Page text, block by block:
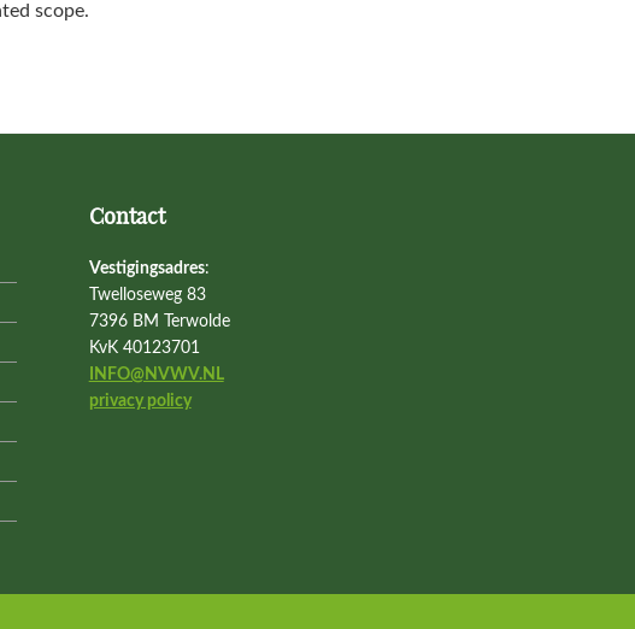
scope.
Contact
Vestigingsadres:
Twelloseweg 83
7396 BM Terwolde
KvK 40123701
INFO@NVWV.NL
privacy policy